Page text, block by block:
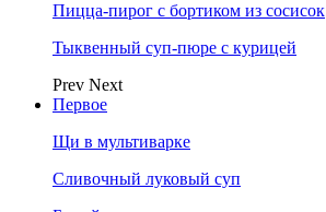
Пицца-пирог с бортиком из сосисок
Тыквенный суп-пюре с курицей
Prev Next
Первое
Щи в мультиварке
Сливочный луковый суп